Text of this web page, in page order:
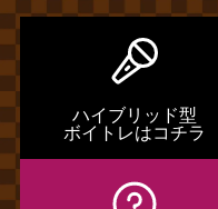
ハイブリッド型
ボイトレはコチラ